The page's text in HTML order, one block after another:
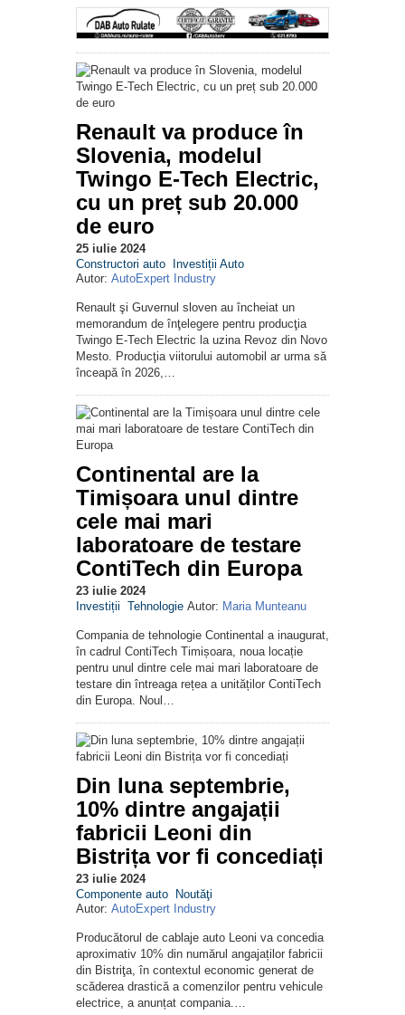
Renault va produce în
Slovenia, modelul
Twingo E-Tech Electric,
cu un preț sub 20.000
de euro
25 iulie 2024
Constructori auto
Investiții Auto
Autor: AutoExpert Industry
Renault şi Guvernul sloven au încheiat un
memorandum de înţelegere pentru producţia
Twingo E-Tech Electric la uzina Revoz din Novo
Mesto. Producţia viitorului automobil ar urma să
înceapă în 2026,…
Continental are la
Timișoara unul dintre
cele mai mari
laboratoare de testare
ContiTech din Europa
23 iulie 2024
Investiții Tehnologie Autor: Maria Munteanu
Compania de tehnologie Continental a inaugurat,
în cadrul ContiTech Timișoara, noua locație
pentru unul dintre cele mai mari laboratoare de
testare din întreaga rețea a unităților ContiTech
din Europa. Noul…
Din luna septembrie,
10% dintre angajații
fabricii Leoni din
Bistrița vor fi concediați
23 iulie 2024
Componente auto
Noutăţi
Autor: AutoExpert Industry
Producătorul de cablaje auto Leoni va concedia
aproximativ 10% din numărul angajaților fabricii
din Bistriţa, în contextul economic generat de
scăderea drastică a comenzilor pentru vehicule
electrice, a anunțat compania.…